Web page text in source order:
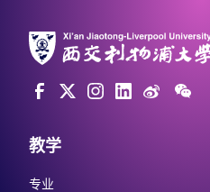
教学
专业